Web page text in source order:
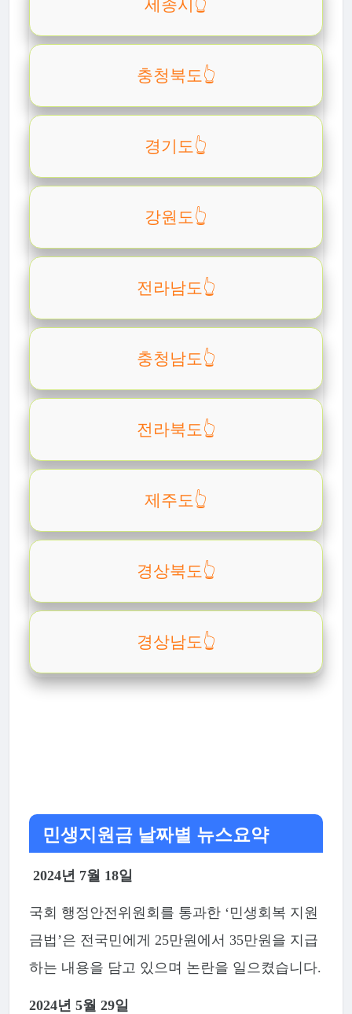
충청북도👆️
경기도👆️
강원도👆️
전라남도👆️
충청남도👆️
전라북도👆️
제주도👆️
경상북도👆️
경상남도👆️
민생지원금 날짜별 뉴스요약
2024년 7월 18일
국회 행정안전위원회를 통과한 ‘민생회복 지원
금법’은 전국민에게 25만원에서 35만원을 지급
하는 내용을 담고 있으며 논란을 일으켰습니다.
2024년 5월 29일